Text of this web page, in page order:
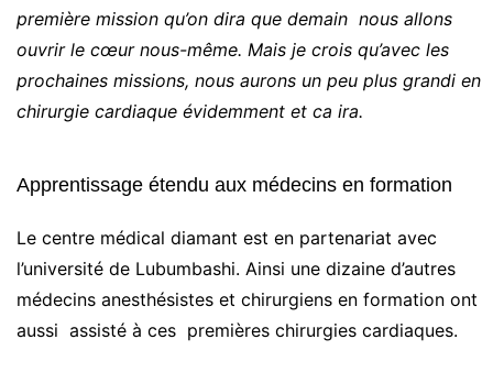
première mission qu’on dira que demain nous allons
ouvrir le cœur nous-même. Mais je crois qu’avec les
prochaines missions, nous aurons un peu plus grandi en
chirurgie cardiaque évidemment et ca ira.
Apprentissage étendu aux médecins en formation
Le centre médical diamant est en partenariat avec
l’université de Lubumbashi. Ainsi une dizaine d’autres
médecins anesthésistes et chirurgiens en formation ont
aussi assisté à ces premières chirurgies cardiaques.